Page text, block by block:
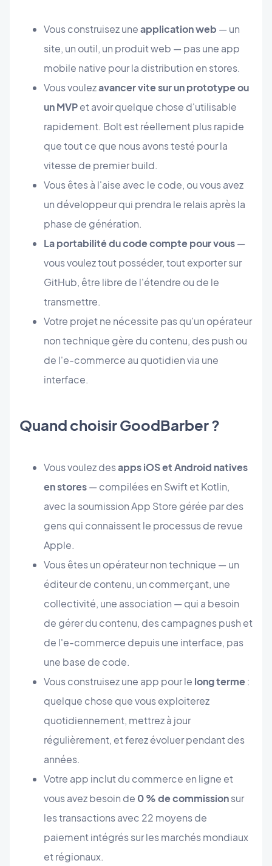
Vous construisez uneapplication web — un
site, un outil, un produit web — pas une app
mobile native pour la distribution en stores.
Vous voulezavancer vite sur un prototype ou
un MVPet avoir quelque chose d'utilisable
rapidement. Bolt est réellement plus rapide
que tout ce que nous avons testé pour la
vitesse de premier build.
Vous êtes à l'aise avec le code, ou vous avez
un développeur qui prendra le relais après la
phase de génération.
La portabilité du code compte pour vous—
vous voulez tout posséder, tout exporter sur
GitHub, être libre de l'étendre ou de le
transmettre.
Votre projet ne nécessite pas qu'un opérateur
non technique gère du contenu, des push ou
de l'e-commerce au quotidien via une
interface.
Quand choisir GoodBarber ?
Vous voulez desapps iOS et Android natives
en stores— compilées en Swift et Kotlin,
avec la soumission App Store gérée par des
gens qui connaissent le processus de revue
Apple.
Vous êtes un opérateur non technique — un
éditeur de contenu, un commerçant, une
collectivité, une association — qui a besoin
de gérer du contenu, des campagnes push et
de l'e-commerce depuis une interface, pas
une base de code.
Vous construisez une app pour le long terme:
quelque chose que vous exploiterez
quotidiennement, mettrez à jour
régulièrement, et ferez évoluer pendant des
années.
Votre app inclut du commerce en ligne et
vous avez besoin de 0 % de commissionsur
les transactions avec 22 moyens de
paiement intégrés sur les marchés mondiaux
et régionaux.